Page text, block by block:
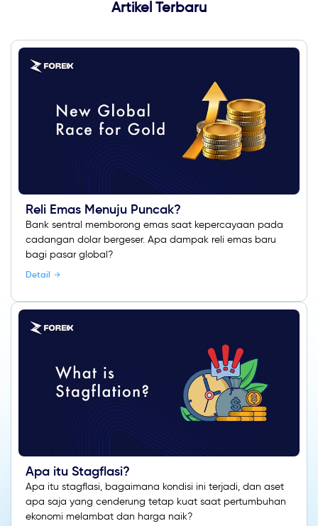
Artikel Terbaru
Reli Emas Menuju Puncak?
Bank sentral memborong emas saat kepercayaan pada
cadangan dolar bergeser. Apa dampak reli emas baru
bagi pasar global?
Detail
Apa itu Stagflasi?
Apa itu stagflasi, bagaimana kondisi ini terjadi, dan aset
apa saja yang cenderung tetap kuat saat pertumbuhan
ekonomi melambat dan harga naik?